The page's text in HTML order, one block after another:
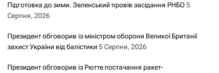
Підготовка до зими. Зеленський провів засідання РНБО5
Серпня, 2026
Президент обговорив із міністром оборони Великої Британії
захист України від балістики 5 Серпня, 2026
Президент обговорив із Рютте постачання ракет-